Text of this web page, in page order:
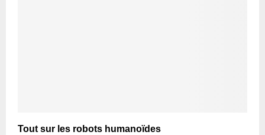
Tout sur les robots humanoïdes